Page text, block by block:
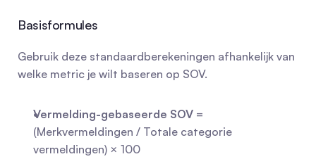
Basisformules
Gebruik deze standaardberekeningen afhankelijk van
welke metric je wilt baseren op SOV.
Vermelding-gebaseerde SOV =
(Merkvermeldingen / Totale categorie
vermeldingen) × 100